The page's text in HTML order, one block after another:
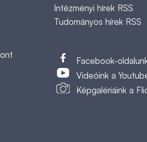
Intézményi hírek RSS
Tudományos hírek RSS
Facebook-
Videóink a
Képgalériáink a